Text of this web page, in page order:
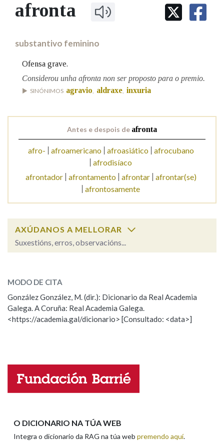
IDENTIDADE CORPORATIVA
MARCIAL DEL ADALID
FIGURAS HOMENAXEADAS
PORTAL DAS PALABRAS
Facebook
TwitterYoutubeInstagramBluesky
BUSCAR NOS LEMAS
Remata por
BUSCAR NO CONTIDO
Nas definicións
Na fraseoloxía
OUTRAS OPCIÓNS DE BUSCA
Marcas gramaticais
afronta
substantivo feminino
Ofensa grave.
Considerou unha afronta non ser proposto para o premio.
SINÓNIMOS agravio aldraxe inxuria
Antes e despois de afronta
afro- afroamericano afroasiático
afrocubano
afrodisíaco
afrontador
afrontamento afrontar
afrontar(se)
afrontosamente
AXÚDANOS A MELLORAR
Suxestións, erros, observacións...
ESCOLLE UNHA OPCIÓN:
Observación Hai un erro na palabra
Propoño mellorar a definición
Nome
MODO DE CITA
González González, M. (dir.): Dicionario da Real Academia
Galega. A Coruña: Real Academia Galega.
<https://academia.gal/dicionario> [Consultado: <data>]
O DICIONARIO NA TÚA WEB
Integra o dicionario da RAG na túa web premendo aquí.